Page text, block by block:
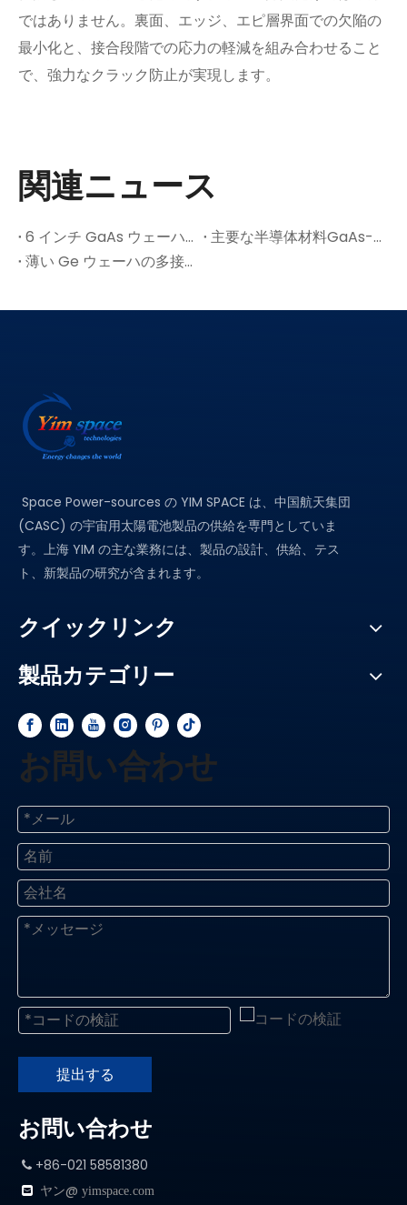
ではありません。裏面、エッジ、エピ層界面での欠陥の
最小化と、接合段階での応力の軽減を組み合わせること
で、強力なクラック防止が実現します。
関連ニュース
6 インチ GaAs ウェーハの量産: 宇宙用 PV のコスト変曲点
主要な半導体材料GaAs-Aの秘密
薄い Ge ウェーハの多接合太陽電池セルの亀裂を防ぐ方法
Space Power-sources の YIM SPACE は、中国航天集団
(CASC) の宇宙用太陽電池製品の供給を専門としていま
す。上海 YIM の主な業務には、製品の設計、供給、テス
ト、新製品の研究が含まれます。
クイックリンク
製品カテゴリー
お問い合わせ
提出する
お問い合わせ
 +86-021 58581380
 ヤン@ yimspace.com